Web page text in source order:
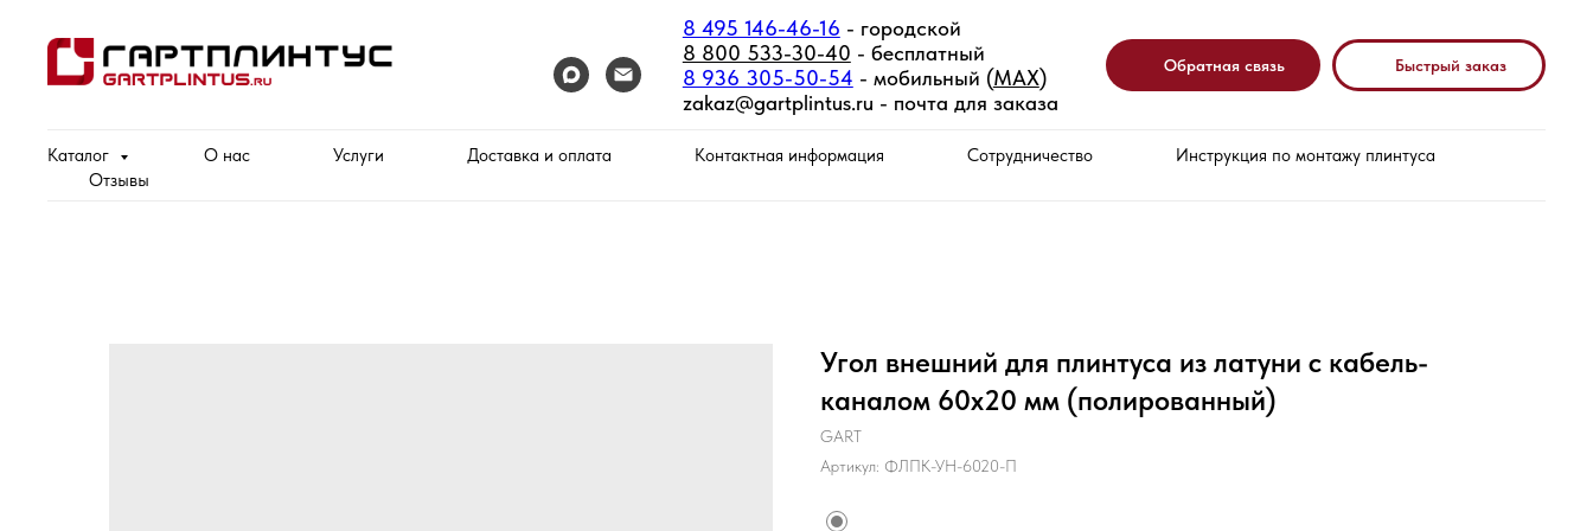
8 495 146-46-16 - городской
8 800 533-30-40 - бесплатный
8 936 305-50-54 - мобильный (MAX)
zakaz@gartplintus.ru - почта для заказа
Обратная связь Быстрый заказ
Каталог О нас Услуги Доставка и оплата Контактная информация Сотрудничество
Инструкция по монтажу плинтуса
Отзывы
Угол внешний для плинтуса из латуни с кабель-
каналом 60х20 мм (полированный)
GART
Артикул: ФЛПК-УН-6020-П